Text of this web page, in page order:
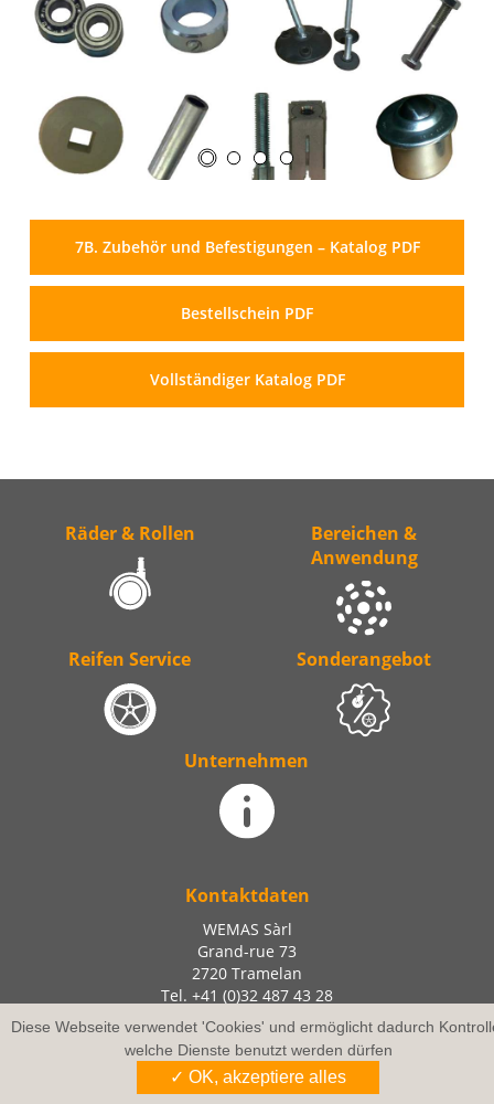
7B. Zubehör und Befestigungen – Katalog PDF
Bestellschein PDF
Vollständiger Katalog PDF
Räder & Rollen
Bereichen &
Anwendung
Reifen Service Sonderangebot
Unternehmen
Kontaktdaten
WEMAS Sàrl
Grand-rue 73
2720 Tramelan
Tel. +41 (0)32 487 43 28
Fax +41 (0)32 487 44 43
info@wemas.ch
Diese Webseite verwendet 'Cookies' und ermöglicht dadurch
welche Dienste benutzt werden dürfen
✓ OK, akzeptiere alles